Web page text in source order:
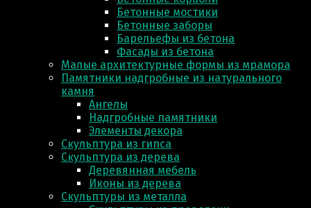
Бетонные мостики
Бетонные заборы
Барельефы из бетона
Фасады из бетона
Малые архитектурные формы из мрамора
Памятники надгробные из натурального
камня
Ангелы
Надгробные памятники
Элементы декора
Скульптура из гипса
Скульптура из деревa
Деревянная мебель
Иконы из дерева
Скульптуры из металла